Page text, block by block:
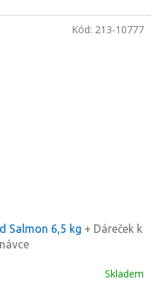
Salmon 6,5 kg + Dáreček k
Skladem
Kód: 213-10777